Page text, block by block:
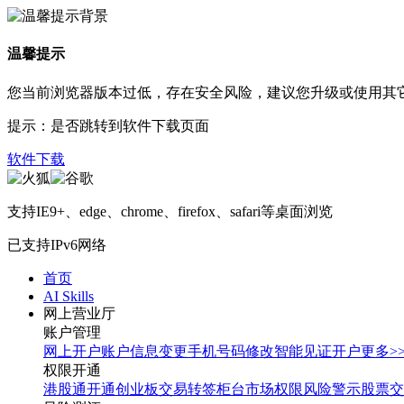
温馨提示
您当前浏览器版本过低，存在安全风险，建议您升级或使用其
提示：是否跳转到软件下载页面
软件下载
支持IE9+、edge、chrome、firefox、safari等桌面浏览
已支持IPv6网络
首页
AI Skills
网上营业厅
账户管理
网上开户账户信息变更手机号码修改智能见证开户更多
权限开通
港股通开通创业板交易转签柜台市场权限风险警示股票